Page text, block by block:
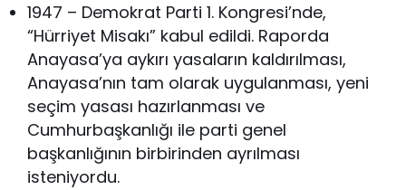
1947 – Demokrat Parti 1. Kongresi’nde,
“Hürriyet Misakı” kabul edildi. Raporda
Anayasa’ya aykırı yasaların kaldırılması,
Anayasa’nın tam olarak uygulanması, yeni
seçim yasası hazırlanması ve
Cumhurbaşkanlığı ile parti genel
başkanlığının birbirinden ayrılması
isteniyordu.